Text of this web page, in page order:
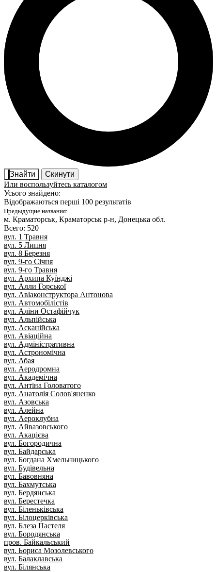
Знайти
Скинути
Или воспользуйтесь каталогом
Усього знайдено:
Відображаються перші 100 результатів
Предыдущие названия:
м. Краматорськ, Краматорськ р-н, Донецька обл.
Всего: 520
вул. 1 Травня
вул. 5 Липня
вул. 8 Березня
вул. 9-го Січня
вул. 9-го Травня
вул. Архипа Куїнджі
вул. Алли Горської
вул. Авіаконструктора Антонова
вул. Автомобілістів
вул. Аліни Остафійчук
вул. Альпійська
вул. Асканійська
вул. Авіаційна
вул. Адміністративна
вул. Астрономічна
вул. Абая
вул. Аеродромна
вул. Академічна
вул. Антіна Головатого
вул. Анатолія Солов'яненко
вул. Азовська
вул. Алейна
вул. Аероклубна
вул. Айвазовського
вул. Акацієва
вул. Богородична
вул. Байдарська
вул. Богдана Хмельницького
вул. Будівельна
вул. Бавовняна
вул. Бахмутська
вул. Бердянська
вул. Берестечка
вул. Біленьківська
вул. Білоцерківська
вул. Блеза Пастеля
вул. Бородянська
пров. Байкальський
вул. Бориса Мозолевського
вул. Балаклавська
вул. Білянська